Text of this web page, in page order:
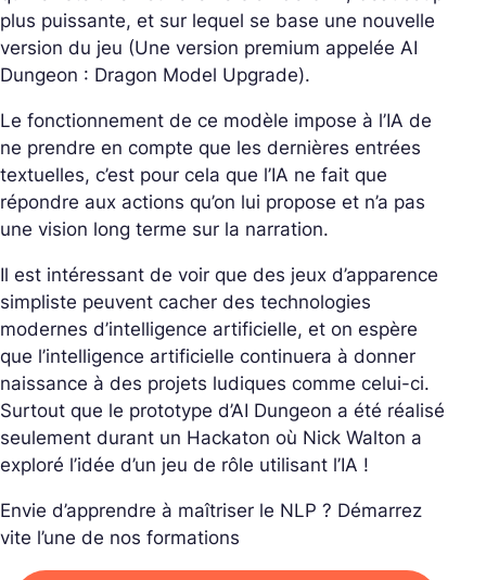
plus puissante, et sur lequel se base une nouvelle
version du jeu (Une version premium appelée AI
Dungeon : Dragon Model Upgrade).
Le fonctionnement de ce modèle impose à l’IA de
ne prendre en compte que les dernières entrées
textuelles, c’est pour cela que l’IA ne fait que
répondre aux actions qu’on lui propose et n’a pas
une vision long terme sur la narration.
Il est intéressant de voir que des jeux d’apparence
simpliste peuvent cacher des technologies
modernes d’intelligence artificielle, et on espère
que l’intelligence artificielle continuera à donner
naissance à des projets ludiques comme celui-ci.
Surtout que le prototype d’AI Dungeon a été réalisé
seulement durant un Hackaton où Nick Walton a
exploré l’idée d’un jeu de rôle utilisant l’IA !
Envie d’apprendre à maîtriser le NLP ? Démarrez
vite l’une de nos formations